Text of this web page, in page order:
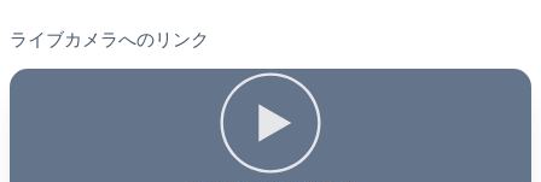
ライブカメラへのリンク